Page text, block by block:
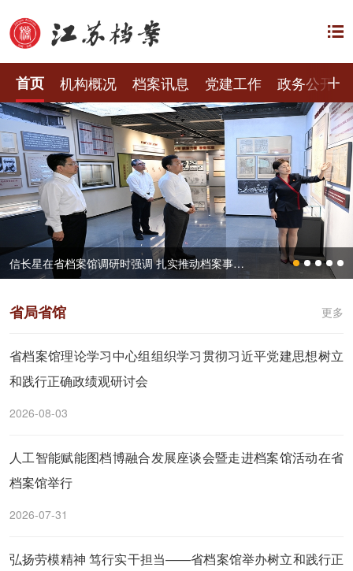
首页 机构概况 档案讯息 党建工作 政务公开
信长星在省档案馆调研时强调 扎实推动档案事业高质量发展 更好服务中国式现代化江苏新实践
省局省馆 更多
省档案馆理论学习中心组组织学习贯彻习近平党建思想树立
和践行正确政绩观研讨会
2026-08-03
人工智能赋能图档博融合发展座谈会暨走进档案馆活动在省
档案馆举行
2026-07-31
弘扬劳模精神 笃行实干担当——省档案馆举办树立和践行正